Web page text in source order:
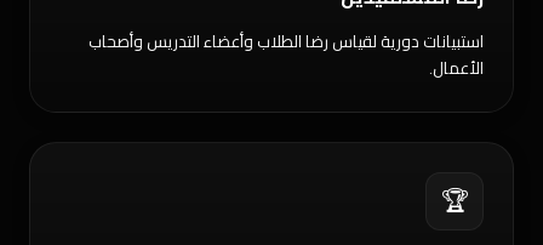
استبيانات دورية لقياس رضا الطلاب وأعضاء التدريس وأصحاب
الأعمال.
🏆